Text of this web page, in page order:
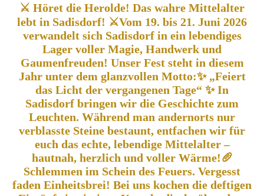
⚔️ Höret die Herolde! Das wahre Mittelalter
lebt in Sadisdorf! ⚔️Vom 19. bis 21. Juni 2026
verwandelt sich Sadisdorf in ein lebendiges
Lager voller Magie, Handwerk und
Gaumenfreuden! Unser Fest steht in diesem
Jahr unter dem glanzvollen Motto:✨ „Feiert
das Licht der vergangenen Tage“ ✨ In
Sadisdorf bringen wir die Geschichte zum
Leuchten. Während man andernorts nur
verblasste Steine bestaunt, entfachen wir für
euch das echte, lebendige Mittelalter –
hautnah, herzlich und voller Wärme!🥖
Schlemmen im Schein des Feuers. Vergesst
faden Einheitsbrei! Bei uns kochen die deftigen